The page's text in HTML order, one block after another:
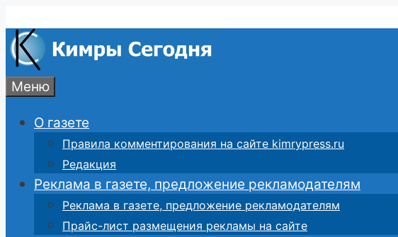
к
содержимому
Меню
О газете
Правила комментирования на сайте kimrypress.ru
Редакция
Реклама в газете, предложение рекламодателям
Реклама в газете, предложение рекламодателям
Прайс-лист размещения рекламы на сайте